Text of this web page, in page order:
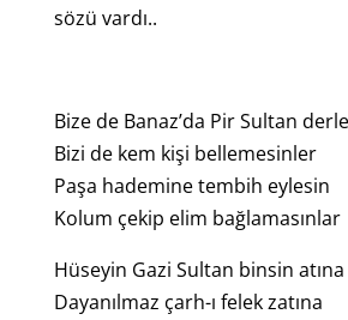
sözü vardı..
Bize de Banaz’da Pir Sultan
Bizi de kem kişi bellemesinler
Paşa hademine tembih eylesin
Kolum çekip elim bağlamasınlar
Hüseyin Gazi Sultan binsin atına
Dayanılmaz çarh-ı felek zatına